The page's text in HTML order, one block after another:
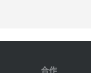
合作